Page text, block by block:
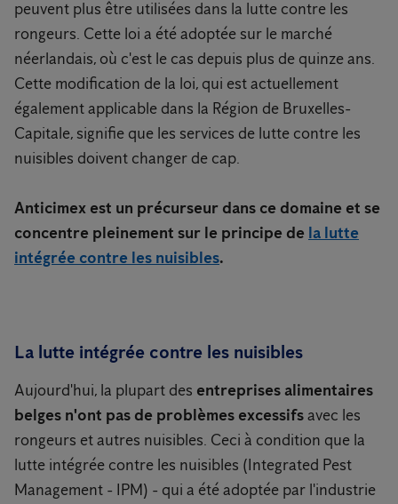
peuvent plus être utilisées dans la lutte contre les
rongeurs. Cette loi a été adoptée sur le marché
néerlandais, où c'est le cas depuis plus de quinze ans.
Cette modification de la loi, qui est actuellement
également applicable dans la Région de Bruxelles-
Capitale, signifie que les services de lutte contre les
nuisibles doivent changer de cap.
Anticimex est un précurseur dans ce domaine et se
concentre pleinement sur le principe de la lutte
intégrée contre les nuisibles.
La lutte intégrée contre les nuisibles
Aujourd'hui, la plupart des entreprises alimentaires
belges n'ont pas de problèmes excessifsavec les
rongeurs et autres nuisibles. Ceci à condition que la
lutte intégrée contre les nuisibles (Integrated Pest
Management - IPM) - qui a été adoptée par l'industrie